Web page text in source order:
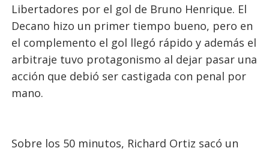
Libertadores por el gol de Bruno Henrique. El
Decano hizo un primer tiempo bueno, pero en
el complemento el gol llegó rápido y además el
arbitraje tuvo protagonismo al dejar pasar una
acción que debió ser castigada con penal por
mano.
Sobre los 50 minutos, Richard Ortiz sacó un